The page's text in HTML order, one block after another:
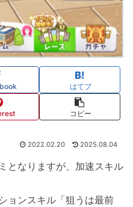
はてブ
コピー
2022.02.20 2025.08.04
となりますが、加速スキル
ョンスキル「狙うは最前